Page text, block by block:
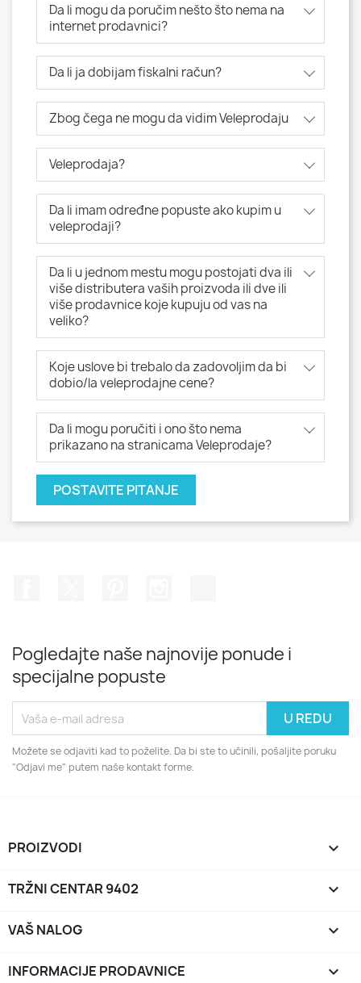
Da li mogu da poručim nešto što nema na
internet prodavnici?
Da li ja dobijam fiskalni račun?
Zbog čega ne mogu da vidim Veleprodaju
Veleprodaja?
Da li imam određne popuste ako kupim u
veleprodaji?
Da li u jednom mestu mogu postojati dva ili
više distributera vaših proizvoda ili dve ili
više prodavnice koje kupuju od vas na
veliko?
Koje uslove bi trebalo da zadovoljim da bi
dobio/la veleprodajne cene?
Da li mogu poručiti i ono što nema
prikazano na stranicama Veleprodaje?
POSTAVITE PITANJE
Pogledajte naše najnovije ponude i
specijalne popuste
Možete se odjaviti kad to poželite. Da bi ste to učinili, pošaljite poruku
"Odjavi me" putem naše kontakt forme.
PROIZVODI 
TRŽNI CENTAR 9402 
VAŠ NALOG 
INFORMACIJE PRODAVNICE keyboard_arrow_down